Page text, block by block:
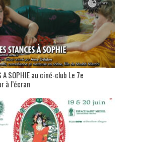
A SOPHIE au ciné-club Le 7e
à l’écran